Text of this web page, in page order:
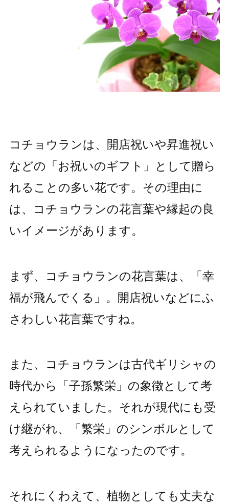
コチョウランは、開店祝いや昇進祝い
などの「お祝いのギフト」として贈ら
れることの多い花です。その理由に
は、コチョウランの花言葉や縁起の良
いイメージがあります。
まず、コチョウランの花言葉は、「幸
福が飛んでくる」。開店祝いなどにふ
さわしい花言葉ですね。
また、コチョウランは古代ギリシャの
時代から「子孫繁栄」の象徴として考
えられていました。それが現代にも受
け継がれ、「繁栄」のシンボルとして
考えられるようになったのです。
それにくわえて、植物としても丈夫な